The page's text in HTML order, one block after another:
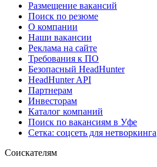
Размещение вакансий
Поиск по резюме
О компании
Наши вакансии
Реклама на сайте
Требования к ПО
Безопасный HeadHunter
HeadHunter API
Партнерам
Инвесторам
Каталог компаний
Поиск по вакансиям в Уфе
Сетка: соцсеть для нетворкинга
Соискателям